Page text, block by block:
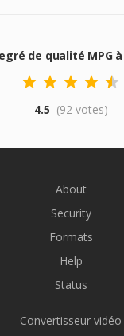
de qualité MPG à
4.5 (92 votes)
About
Security
Formats
Help
Status
Convertisseur vidéo